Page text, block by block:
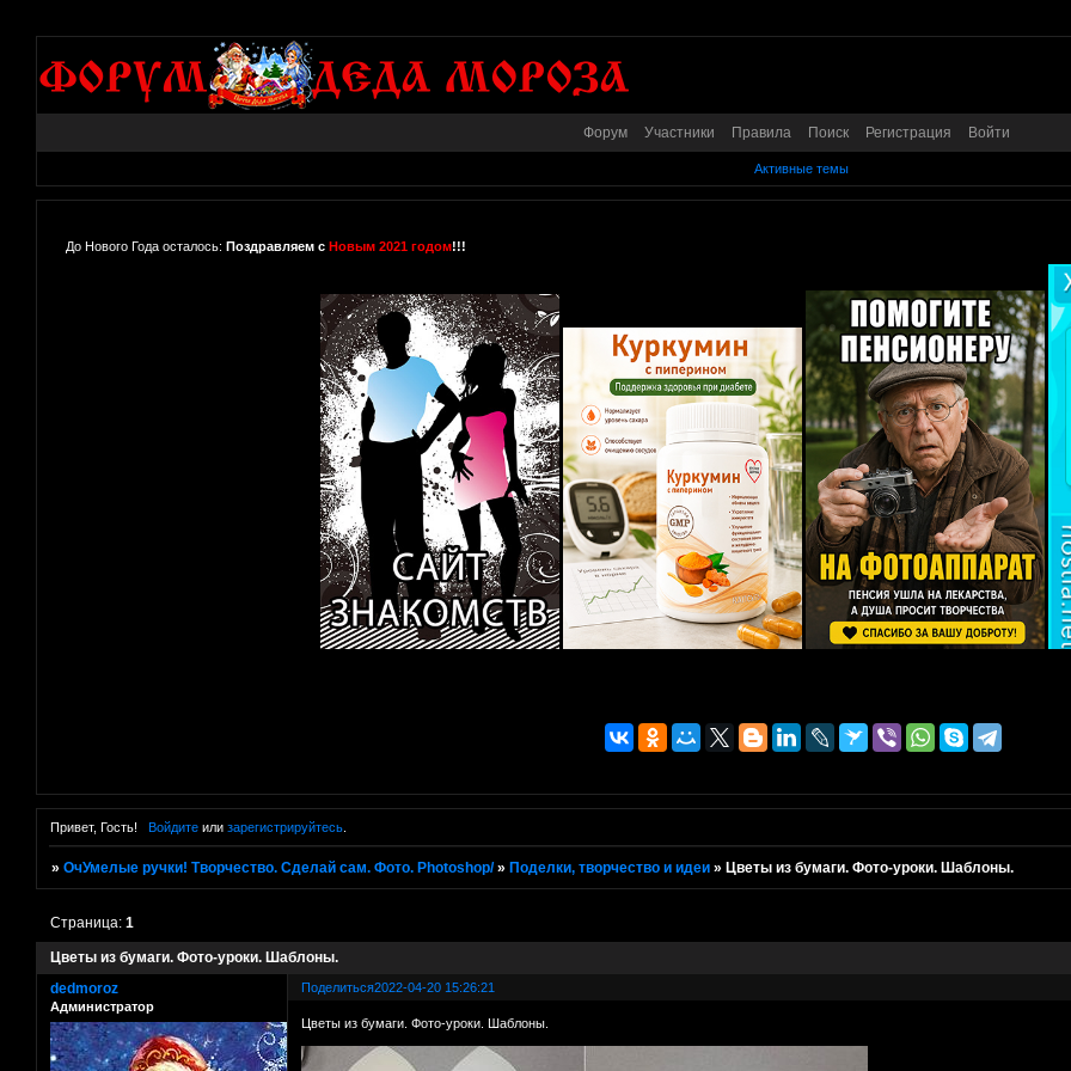
Форум Участники Правила Поиск Регистрация Войти
Активные темы
До Нового Года осталось: Поздравляем с Новым 2021 годом!!!
Привет, Гость! Войдитеили зарегистрируйтесь.
»ОчУмелые ручки! Творчество. Сделай сам. Фото. Photoshop/ » Поделки, творчество и идеи » Цветы из бумаги. Фото-уроки. Шаблоны.
Цветы из бумаги. Фото-уроки. Шаблоны.
Страница:1
Поделиться2022-04-20 15:26:21
dedmoroz
Администратор
Цветы из бумаги. Фото-уроки. Шаблоны.